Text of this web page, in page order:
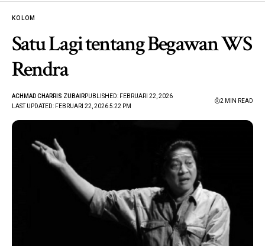
KOLOM
Satu Lagi tentang Begawan WS
Rendra
LAST UPDATED: FEBRUARI 22, 2026 5:22 PM
ACHMAD CHARRIS ZUBAIRPUBLISHED: FEBRUARI 22, 2026
2 MIN READ